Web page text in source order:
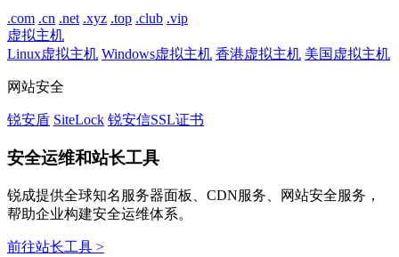
.com .cn .net .xyz .top .club .vip
虚拟主机
Linux虚拟主机 Windows虚拟主机 香港虚拟主机 美国虚拟主机
网站安全
锐安盾 SiteLock 锐安信SSL证书
安全运维和站长工具
锐成提供全球知名服务器面板、CDN服务、网站安全服务，
帮助企业构建安全运维体系。
前往站长工具 >